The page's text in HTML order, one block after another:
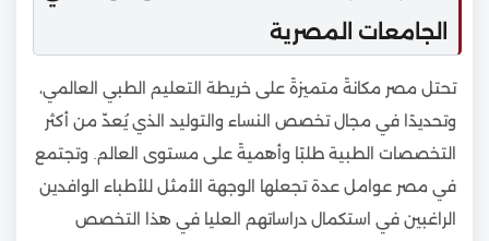
الجامعات المصرية
تحتل مصر مكانةً متميزةً على خريطة التعليم الطبي العالمي،
وتحديدًا في مجال تخصص النساء والتوليد الذي يُعدّ من أكثر
التخصصات الطبية طلبًا وأهميةً على مستوى العالم. وتجتمع
في مصر عوامل عدة تجعلها الوجهة الأمثل للأطباء الوافدين
الراغبين في استكمال دراساتهم العليا في هذا التخصص